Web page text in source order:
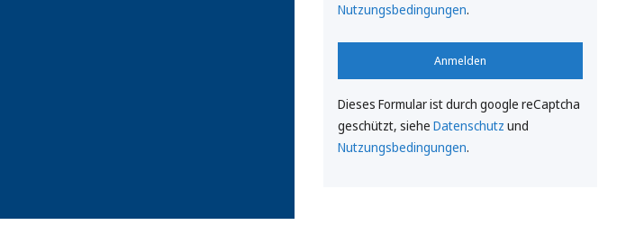
Nutzungsbedingungen.
Anmelden
Dieses Formular ist durch google reCaptcha
geschützt, siehe Datenschutz und
Nutzungsbedingungen.